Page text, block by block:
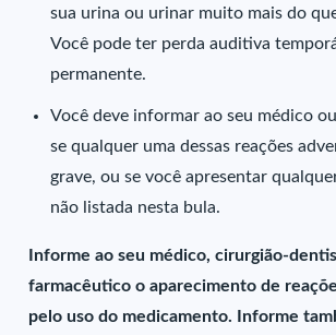
sua urina ou urinar muito mais do
Você pode ter perda auditiva
permanente.
Você deve informar ao seu médico
se qualquer uma dessas reações
grave, ou se você apresentar
não listada nesta bula.
Informe ao seu médico, cirurgião-
farmacêutico o aparecimento de
pelo uso do medicamento. Informe